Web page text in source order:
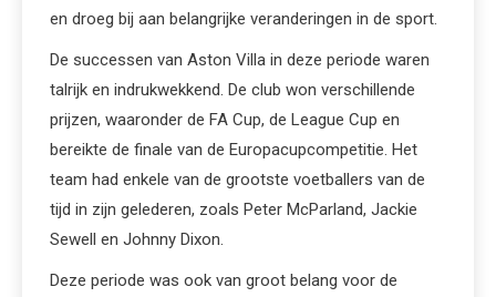
en droeg bij aan belangrijke veranderingen in de sport.
De successen van Aston Villa in deze periode waren
talrijk en indrukwekkend. De club won verschillende
prijzen, waaronder de FA Cup, de League Cup en
bereikte de finale van de Europacupcompetitie. Het
team had enkele van de grootste voetballers van de
tijd in zijn gelederen, zoals Peter McParland, Jackie
Sewell en Johnny Dixon.
Deze periode was ook van groot belang voor de